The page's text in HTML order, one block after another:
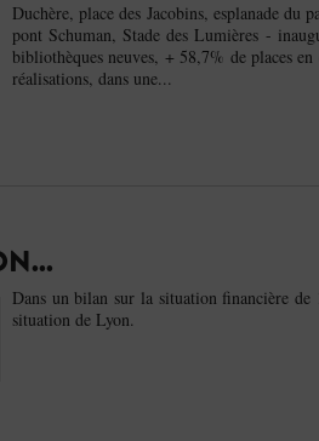
Duchère, place des Jacobins, esplanade
pont Schuman, Stade des Lumières -
bibliothèques neuves, + 58,7% de places
réalisations, dans une...
Dans un bilan sur la situation financière
situation de Lyon.